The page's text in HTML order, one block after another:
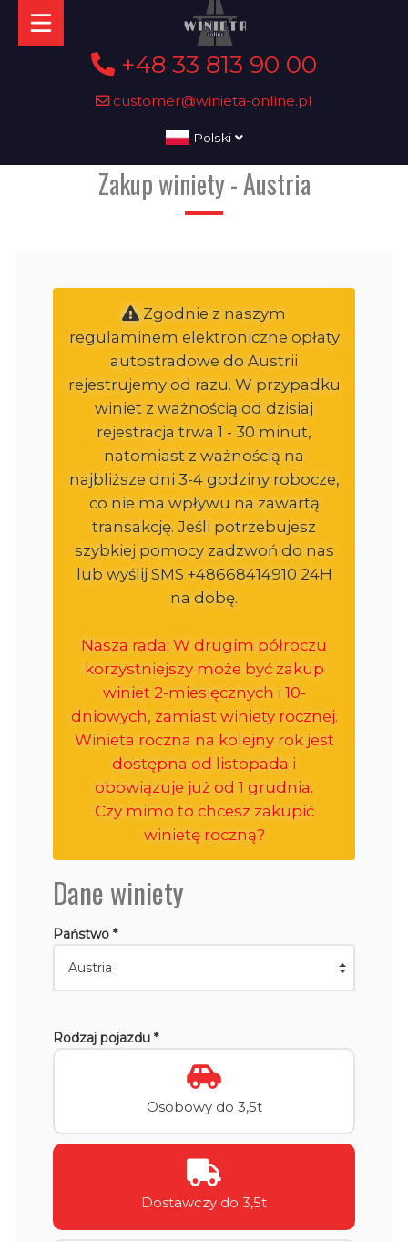
+48 33 813 90 00
customer@winieta-online.pl
Polski
Zakup winiety - Austria
Zgodnie z naszym
regulaminem elektroniczne opłaty
autostradowe do Austrii
rejestrujemy od razu. W przypadku
winiet z ważnością od dzisiaj
rejestracja trwa 1 - 30 minut,
natomiast z ważnością na
najbliższe dni 3-4 godziny robocze,
co nie ma wpływu na zawartą
transakcję. Jeśli potrzebujesz
szybkiej pomocy zadzwoń do nas
lub wyślij SMS +48668414910 24H
na dobę.
Nasza rada: W drugim półroczu
korzystniejszy może być zakup
winiet 2-miesięcznych i 10-
dniowych, zamiast winiety rocznej.
Winieta roczna na kolejny rok jest
dostępna od listopada i
obowiązuje już od 1 grudnia.
Czy mimo to chcesz zakupić
winietę roczną?
Dane winiety
Państwo *
Rodzaj pojazdu *
Osobowy do 3,5t
Dostawczy do 3,5t